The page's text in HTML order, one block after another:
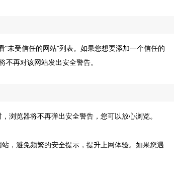
“未受信任的网站”列表。如果您想要添加一个信任的
不再对该网站发出安全警告。
浏览器将不再弹出安全警告，您可以放心浏览。
，避免频繁的安全提示，提升上网体验。如果您遇